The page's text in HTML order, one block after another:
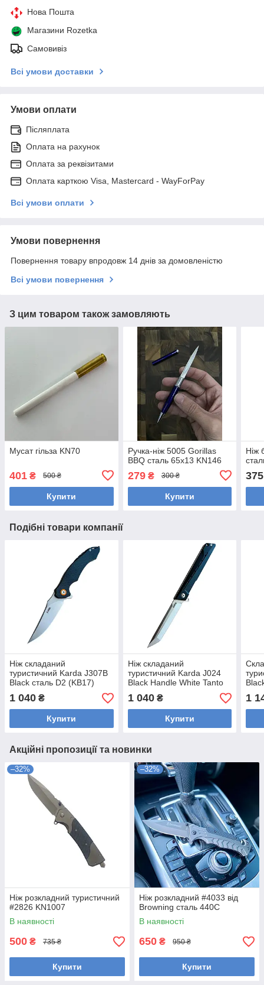
Нова Пошта
Магазини Rozetka
Самовивіз
Всі умови доставки
Умови оплати
Післяплата
Оплата на рахунок
Оплата за реквізитами
Оплата карткою Visa, Mastercard - WayForPay
Всі умови оплати
Умови повернення
Повернення товару впродовж 14 днів за домовленістю
Всі умови повернення
З цим товаром також замовляють
Мусат гільза KN70
401 ₴ 500 ₴
Купити
Ручка-ніж 5005 Gorillas
BBQ сталь 65х13 KN146
279₴ 300 ₴
Купити
Ніж
375
Подібні товари компанії
Ніж складаний
туристичний Karda J307B
Black сталь D2 (KB17)
1 040 ₴
Купити
Ніж складаний
туристичний Karda J024
Black Handle White Tanto
сталь D2 (KB22) 1536
1 040₴
Купити
1
Акційні пропозиції та новинки
–32%
Ніж розкладний туристичний
#2826 KN1007
В наявності
500 ₴ 735 ₴
Купити
–32%
Ніж розкладний #4033 від
Browning сталь 440С
В наявності
650 ₴ 950 ₴
Купити